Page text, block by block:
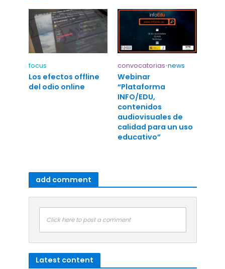
focus
Los efectos offline
del odio online
convocatorias•news
Webinar
“Plataforma
INFO/EDU,
contenidos
audiovisuales de
calidad para un uso
educativo”
add comment
Click here to post a comment
Latest content